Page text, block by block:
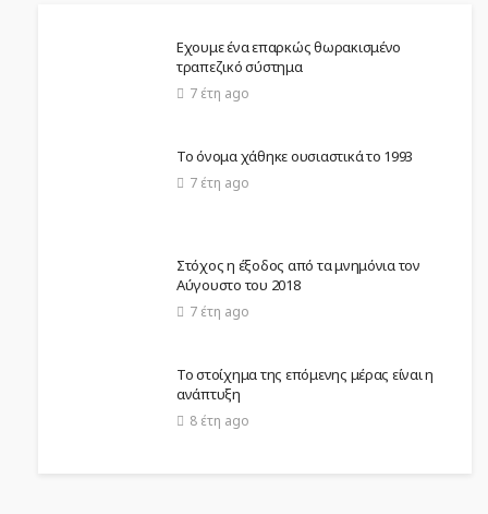
Εχουμε ένα επαρκώς θωρακισμένο
τραπεζικό σύστημα
7 έτη ago
Το όνομα χάθηκε ουσιαστικά το 1993
7 έτη ago
Στόχος η έξοδος από τα μνημόνια τον
Αύγουστο του 2018
7 έτη ago
Το στοίχημα της επόμενης μέρας είναι η
ανάπτυξη
8 έτη ago